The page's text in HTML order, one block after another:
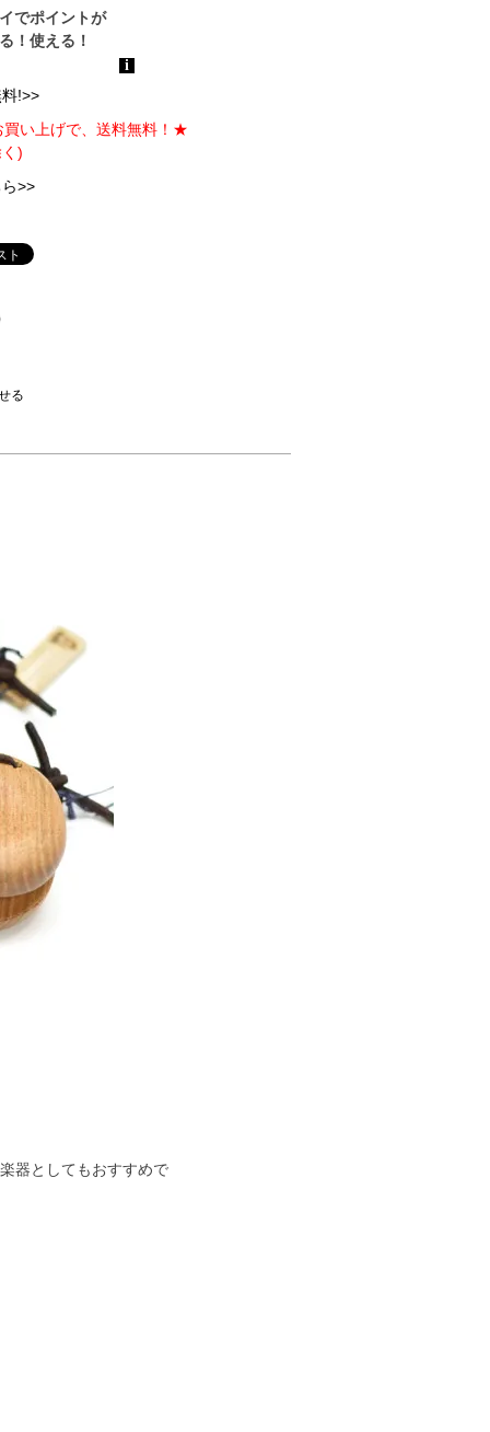
!>>
い上げで、送料無料！★
)
>>
る
器としてもおすすめで